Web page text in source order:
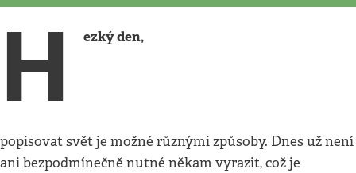
H ezký den,
popisovat svět je možné různými způsoby. Dnes už není
ani bezpodmínečně nutné někam vyrazit, což je